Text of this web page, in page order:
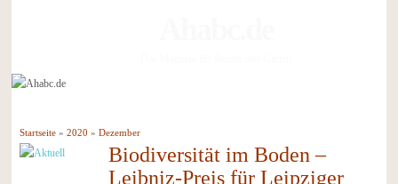
Startseite» 2020 » Dezember
Biodiversität im Boden –
Leibniz-Preis für Leipziger